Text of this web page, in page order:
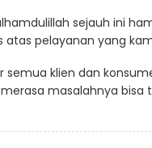
sejauh ini
atas pelayanan yang
semua klien dan
masalahnya bisa